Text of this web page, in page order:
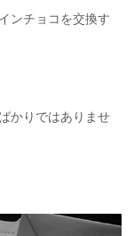
ンチョコを交換す
かりではありませ